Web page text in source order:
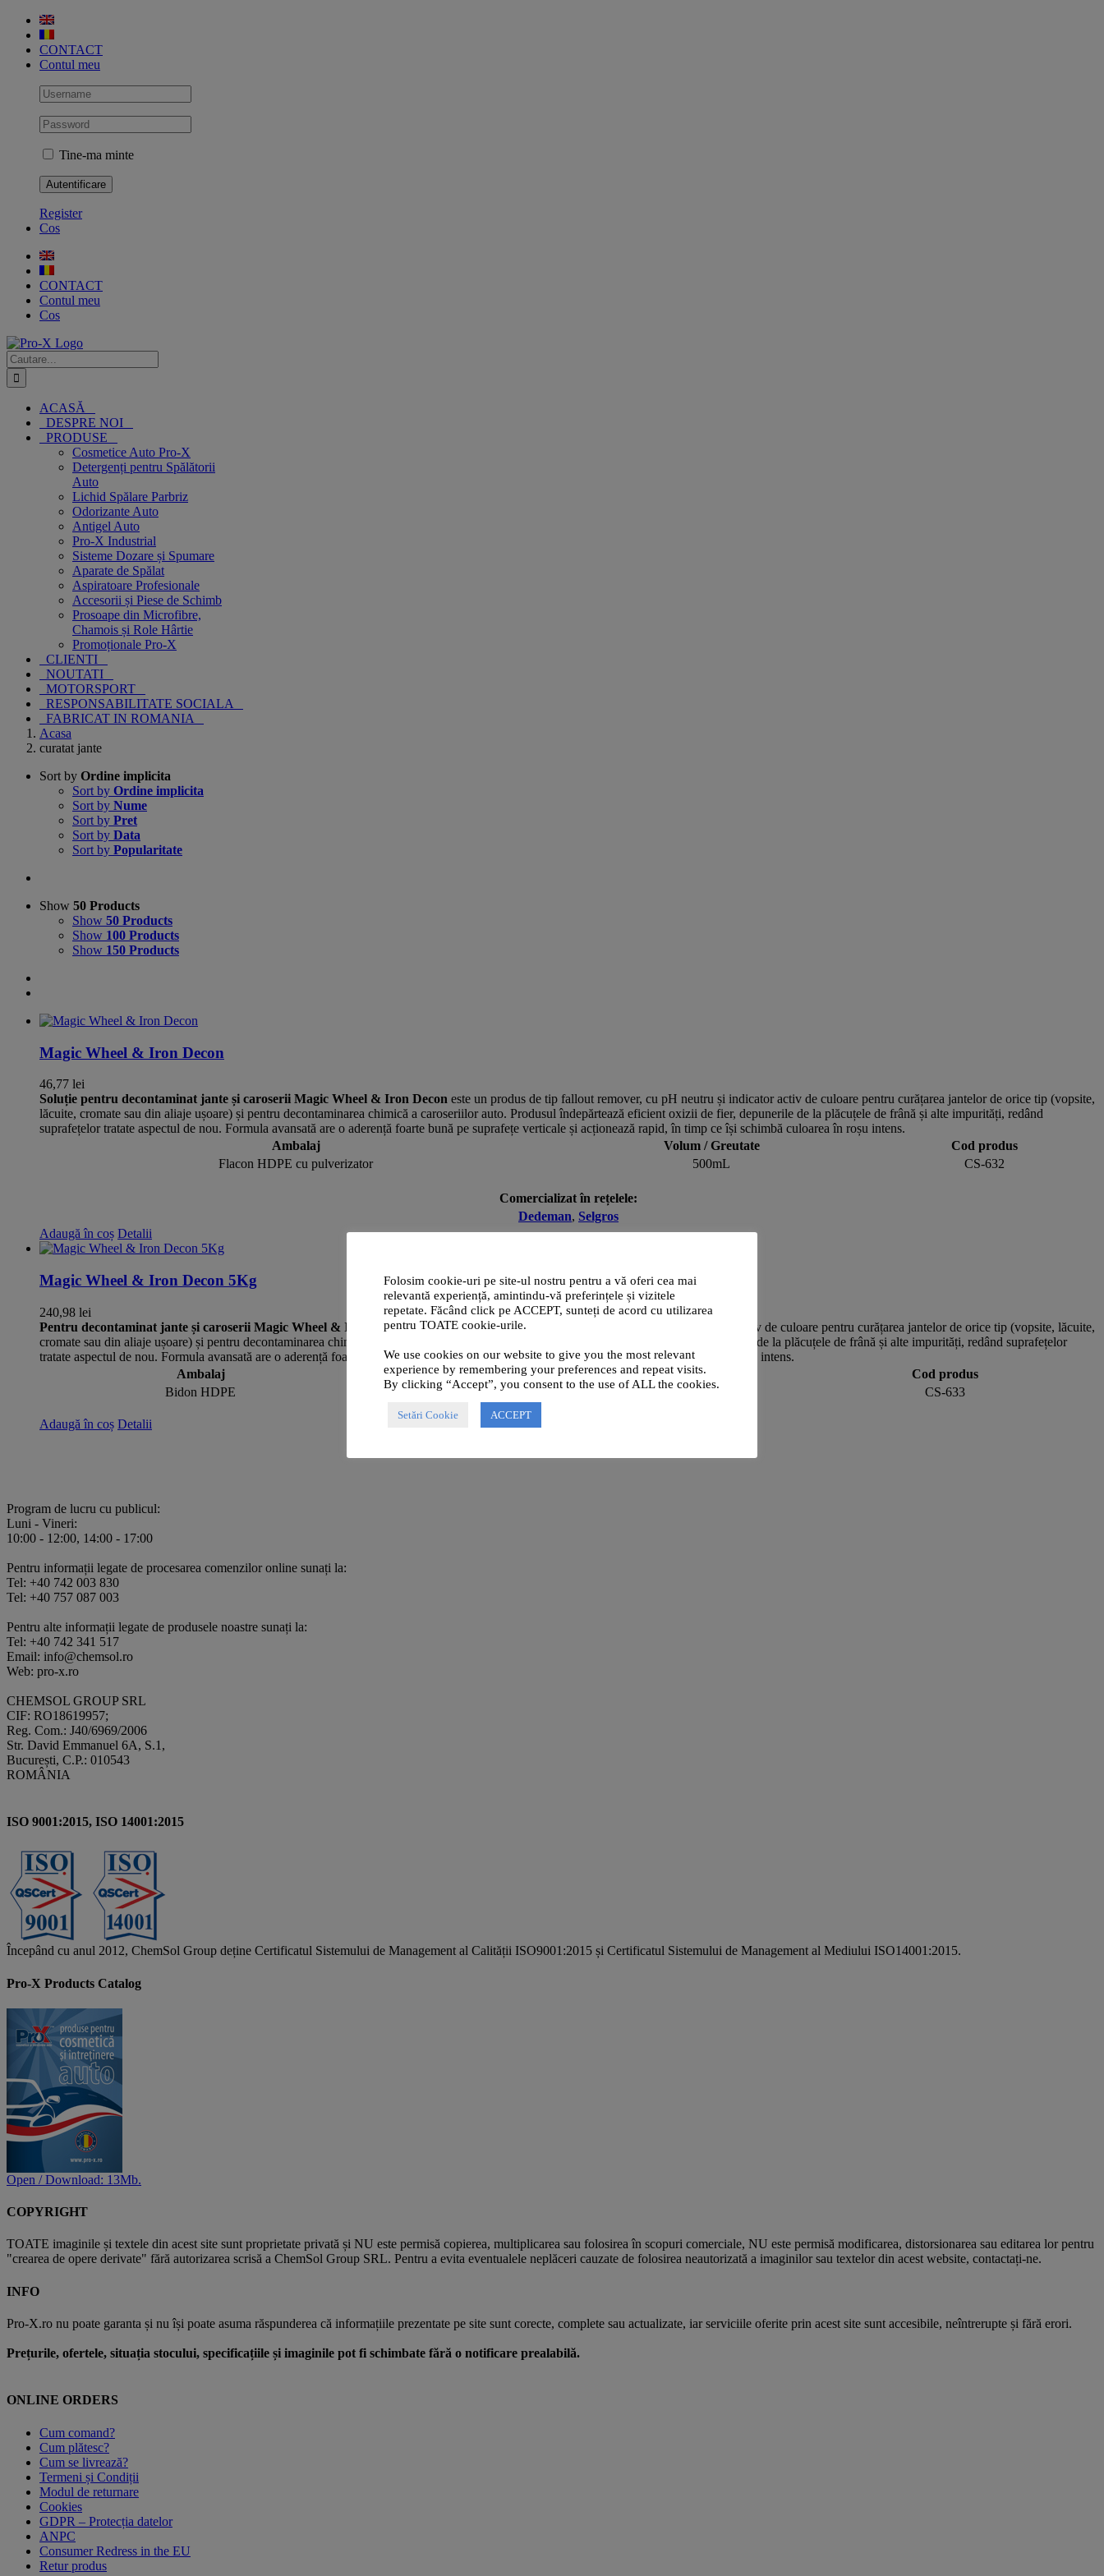
Skip
contentCONTACT
Contul meu
Tine-ma minte
Register
Cos
CONTACT
Contul meu
Cos
Cautare...
ACASĂ
DESPRE NOI
PRODUSE
Cosmetice Auto Pro-X
Detergenți pentru Spălătorii
Auto
Lichid Spălare Parbriz
Odorizante Auto
Antigel Auto
Pro-X Industrial
Sisteme Dozare și Spumare
Aparate de Spălat
Aspiratoare Profesionale
Accesorii și Piese de Schimb
Prosoape din Microfibre,
Chamois și Role Hârtie
Promoționale Pro-X
CLIENTI
NOUTATI
MOTORSPORT
RESPONSABILITATE SOCIALA
FABRICAT IN ROMANIA
Acasa
curatat jante
Sort by Ordine implicita
Sort by Ordine implicita
Sort by Nume
Sort by Pret
Sort by Data
Sort by Popularitate
Show 50 Products
Show 50 Products
Show 100 Products
Show 150 Products
Magic Wheel & Iron Decon
46,77 lei
Soluție pentru decontaminat jante și caroserii Magic Wheel & Iron Decon este un produs de tip fallout remover, cu pH neutru și indicator activ de culoare pentru curățarea jantelor de orice tip (vopsite,
lăcuite, cromate sau din aliaje ușoare) și pentru decontaminarea chimică a caroseriilor auto. Produsul îndepărtează eficient oxizii de fier, depunerile de la plăcuțele de frână și alte impurități, redând
suprafețelor tratate aspectul de nou. Formula avansată are o aderență foarte bună pe suprafețe verticale și acționează rapid, în timp ce își schimbă culoarea în roșu intens.
Ambalaj
Volum / Greutate
Cod produs
Flacon HDPE cu pulverizator
500mL CS-632
Comercializat în rețelele:
Dedeman, Selgros
Adaugă în coș Detalii
Magic Wheel & Iron Decon 5Kg
240,98 lei
Pentru decontaminat jante și caroserii Magic Wheel & Iron Deconeste un produs de tip fallout remover, cu pH neutru și indicator activ de culoare pentru curățarea jantelor de orice tip (vopsite, lăcuite,
cromate sau din aliaje ușoare) și pentru decontaminarea chimică a caroseriilor auto. Produsul îndepărtează eficient oxizii de fier, depunerile de la plăcuțele de frână și alte impurități, redând suprafețelor
tratate aspectul de nou. Formula avansată are o aderență foarte bună pe suprafețe și acționează rapid, în timp ce își schimbă culoarea în roșu intens.
Ambalaj
Volum / Greutate
Cod produs
Bidon HDPE
5Kg CS-633
Adaugă în coș Detalii
Program de lucru cu publicul:
Luni - Vineri:
10:00 - 12:00, 14:00 - 17:00
Pentru informații legate de procesarea comenzilor online sunați la:
Tel: +40 742 003 830
Tel: +40 757 087 003
Pentru alte informații legate de produsele noastre sunați la:
Tel: +40 742 341 517
Email: info@chemsol.ro
Web: pro-x.ro
CHEMSOL GROUP SRL
CIF: RO18619957;
Reg. Com.: J40/6969/2006
Str. David Emmanuel 6A, S.1,
București, C.P.: 010543
ROMÂNIA
ISO 9001:2015, ISO 14001:2015
Începând cu anul 2012, ChemSol Group deține Certificatul Sistemului de Management al Calității ISO9001:2015 și Certificatul Sistemului de Management al Mediului ISO14001:2015.
Pro-X Products Catalog
Open / Download: 13Mb.
COPYRIGHT
TOATE imaginile și textele din acest site sunt proprietate privată și NU este permisă copierea, multiplicarea sau folosirea în scopuri comerciale, NU este permisă modificarea, distorsionarea sau editarea lor pentru
"crearea de opere derivate" fără autorizarea scrisă a ChemSol Group SRL. Pentru a evita eventualele neplăceri cauzate de folosirea neautorizată a imaginilor sau textelor din acest website, contactați-ne.
INFO
Pro-X.ro nu poate garanta și nu își poate asuma răspunderea că informațiile prezentate pe site sunt corecte, complete sau actualizate, iar serviciile oferite prin acest site sunt accesibile, neîntrerupte și fără erori.
Prețurile, ofertele, situația stocului, specificațiile și imaginile pot fi schimbate fără o notificare prealabilă.
ONLINE ORDERS
Cum comand?
Cum plătesc?
Cum se livrează?
Termeni și Condiții
Modul de returnare
Cookies
GDPR – Protecția datelor
ANPC
Consumer Redress in the EU
Retur produs
Folosim cookie-uri pe site-ul nostru pentru a vă oferi cea mai
relevantă experiență, amintindu-vă preferințele și vizitele
repetate. Făcând click pe ACCEPT, sunteți de acord cu utilizarea
pentru TOATE cookie-urile.
We use cookies on our website to give you the most relevant
experience by remembering your preferences and repeat visits.
By clicking “Accept”, you consent to the use of ALL the cookies.
Setări Cookie ACCEPT